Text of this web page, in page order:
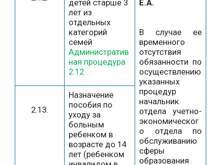
Е.А.
В случае ее
временного
отсутствия
обязанности по
осуществлению
указанных
процедур
начальник
отдела учетно-
экономическог
о отдела по
обслуживанию
сферы
образования
детей старше 3
лет из
отдельных
категорий
семей
Административ
ная процедура
2.12
2.13.
Назначение
пособия по
уходу за
больным
ребенком в
возрасте до 14
лет (ребенком